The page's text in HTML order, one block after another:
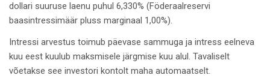
dollari suuruse laenu puhul 6,330% (Föderaalreservi
baasintressimäär pluss marginaal 1,00%).
Intressi arvestus toimub päevase sammuga ja intress eelneva
kuu eest kuulub maksmisele järgmise kuu alul. Tavaliselt
võetakse see investori kontolt maha automaatselt.